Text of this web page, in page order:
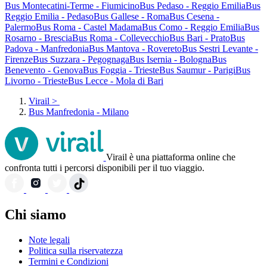
Bus Montecatini-Terme - FiumicinoBus Pedaso - Reggio EmiliaBus
Reggio Emilia - PedasoBus Gallese - RomaBus Cesena -
PalermoBus Roma - Castel MadamaBus Como - Reggio EmiliaBus
Rosarno - BresciaBus Roma - CollevecchioBus Bari - PratoBus
Padova - ManfredoniaBus Mantova - RoveretoBus Sestri Levante -
FirenzeBus Suzzara - PegognagaBus Isernia - BolognaBus
Benevento - GenovaBus Foggia - TriesteBus Saumur - ParigiBus
Livorno - TriesteBus Lecce - Mola di Bari
Virail >
Bus Manfredonia - Milano
Virail è una piattaforma online che
confronta tutti i percorsi disponibili per il tuo viaggio.
Chi siamo
Note legali
Politica sulla riservatezza
Termini e Condizioni